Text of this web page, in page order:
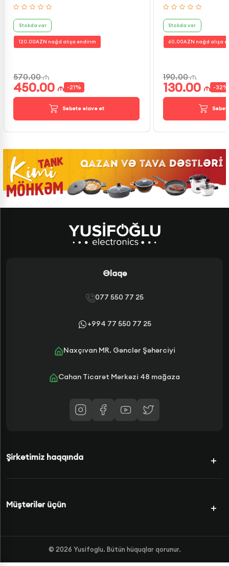
Stokda var
120.00AZN nağd alışa endirim
570.00
450.00 -21%
Səbətə əlavə et
Stokda var
60.00AZN nağd alışa
190.00
130.00 -32%
Şirkətimiz haqqında
Kredit Növləri
Müştərilər üçün
Məhsullar
Əlaqə
077 550 77 25
+994 77 550 77 25
Naxçıvan MR. Gənclər Şəhərciyi
Cahan Ticarət Mərkəzi 48 mağaza
© 2026 Yusifoglu. Bütün hüquqlar qorunur.